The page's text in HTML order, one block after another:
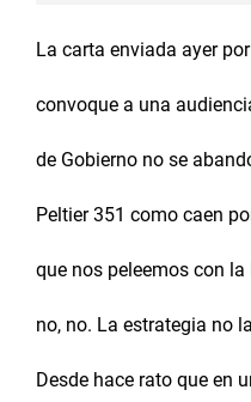
La carta enviada ayer
convoque a una
de Gobierno no se
Peltier 351 como caen
que nos peleemos con
no, no. La estrategia no
Desde hace rato que en